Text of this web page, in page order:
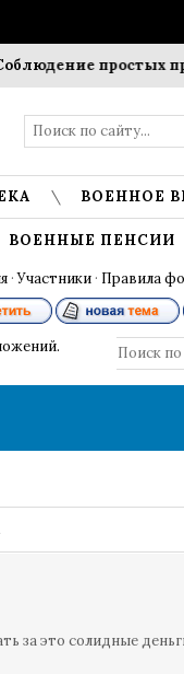
простых
ВОЕННОЕ
ВОЕННЫЕ ПЕНСИИ
·Участники · Правила
за это солидные